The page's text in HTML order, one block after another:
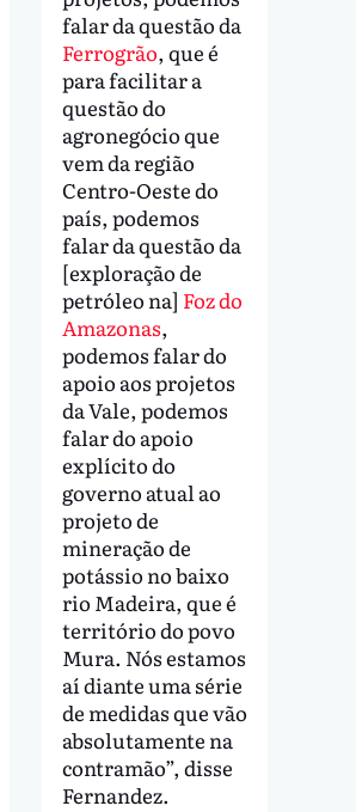
falar da questão da
Ferrogrão, que é
para facilitar a
questão do
agronegócio que
vem da região
Centro-Oeste do
país, podemos
falar da questão da
[exploração de
petróleo na] Foz do
Amazonas,
podemos falar do
apoio aos projetos
da Vale, podemos
falar do apoio
explícito do
governo atual ao
projeto de
mineração de
potássio no baixo
rio Madeira, que é
território do povo
Mura. Nós estamos
aí diante uma série
de medidas que vão
absolutamente na
contramão”, disse
Fernandez.